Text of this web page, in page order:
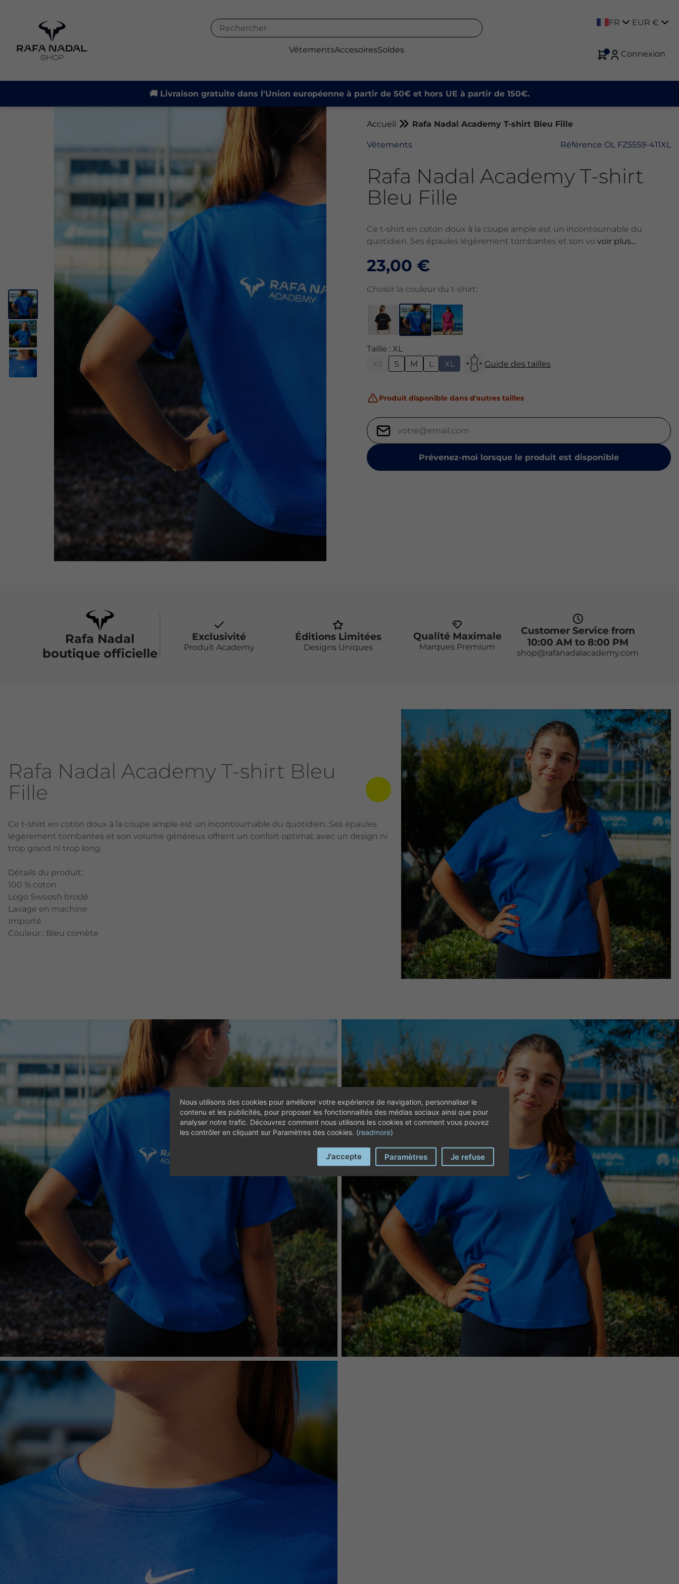
VêtementsAccesoiresSoldes
FR EUR €
Connexion
🚚 Livraison gratuite dans l'Union européenne à partir de 50€ et hors UE à partir de 150€.
Accueil Rafa Nadal Academy T-shirt Bleu Fille
Vêtements Référence OL FZ5559-411XL
Rafa Nadal Academy T-shirt
Bleu Fille
Ce t-shirt en coton doux à la coupe ample est un incontournable du
quotidien. Ses épaules légèrement tombantes et son vo voir plus...
23,00 €
Choisir la couleur du t-shirt:
Taille : XL
XS
S M L XL Guide des tailles
Produit disponible dans d'autres tailles
Prévenez-moi lorsque le produit est disponible
Rafa Nadal
boutique officielle
Exclusivité
Produit Academy
Éditions Limitées
Designs Uniques
Qualité Maximale
Marques Premium
Customer Service from
10:00 AM to 8:00 PM
shop@rafanadalacademy.com
Rafa Nadal Academy T-shirt Bleu
Fille
Ce t-shirt en coton doux à la coupe ample est un incontournable du quotidien. Ses épaules
légèrement tombantes et son volume généreux offrent un confort optimal, avec un design ni
trop grand ni trop long.
Détails du produit:
100 % coton
Logo Swoosh brodé
Lavage en machine
Importé
Couleur : Bleu comète
Nous utilisons des cookies pour améliorer votre expérience de navigation, personnaliser le
contenu et les publicités, pour proposer les fonctionnalités des médias sociaux ainsi que pour
analyser notre trafic. Découvrez comment nous utilisons les cookies et comment vous pouvez
les contrôler en cliquant sur Paramètres des cookies. {readmore}
J'accepte Paramètres Je refuse